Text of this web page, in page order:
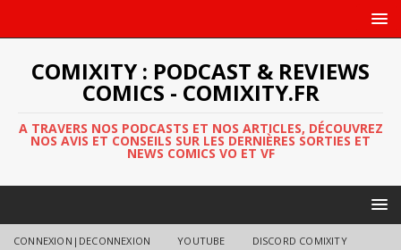
COMIXITY : PODCAST & REVIEWS
COMICS - COMIXITY.FR
A TRAVERS NOS PODCASTS ET NOS ARTICLES, DÉCOUVREZ
NOS AVIS ET CONSEILS SUR LES DERNIÈRES SORTIES ET
NEWS COMICS VO ET VF
CONNEXION|DECONNEXION YOUTUBE DISCORD COMIXITY